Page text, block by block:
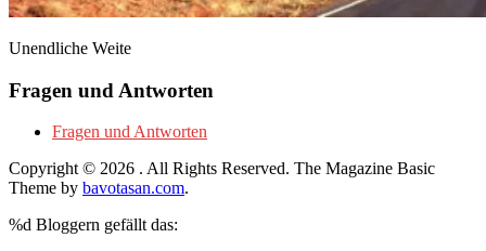
Unendliche Weite
Fragen und Antworten
Fragen und Antworten
Copyright © 2026 . All Rights Reserved. The Magazine Basic
Theme by bavotasan.com.
%d Bloggern gefällt das: